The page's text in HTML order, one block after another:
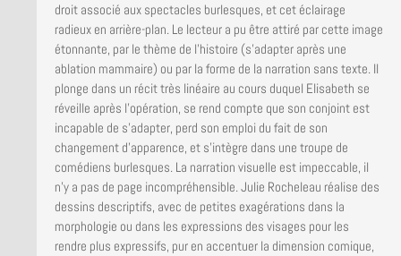
droit associé aux spectacles burlesques, et cet éclairage
radieux en arrière-plan. Le lecteur a pu être attiré par cette image
étonnante, par le thème de l’histoire (s’adapter après une
ablation mammaire) ou par la forme de la narration sans texte. Il
plonge dans un récit très linéaire au cours duquel Elisabeth se
réveille après l’opération, se rend compte que son conjoint est
incapable de s’adapter, perd son emploi du fait de son
changement d’apparence, et s’intègre dans une troupe de
comédiens burlesques. La narration visuelle est impeccable, il
n’y a pas de page incompréhensible. Julie Rocheleau réalise des
dessins descriptifs, avec de petites exagérations dans la
morphologie ou dans les expressions des visages pour les
rendre plus expressifs, pur en accentuer la dimension comique,